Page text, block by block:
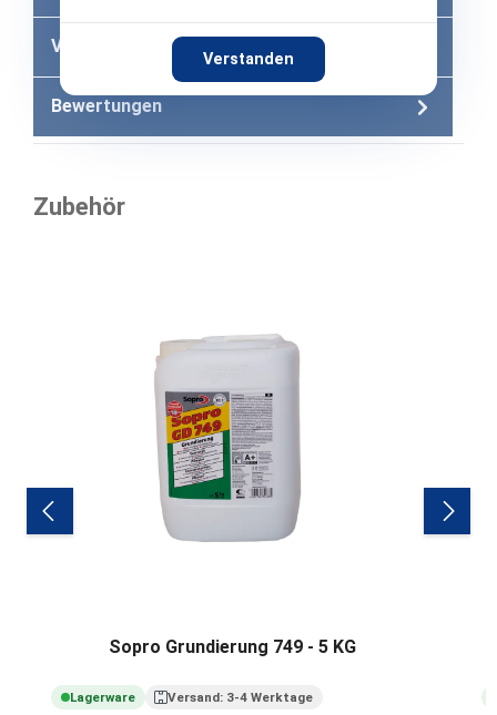
Verstanden
Versandkosten
Bewertungen
Zubehör
Sopro Grundierung 749 - 5 KG
Lagerware Versand: 3-4 Werktage